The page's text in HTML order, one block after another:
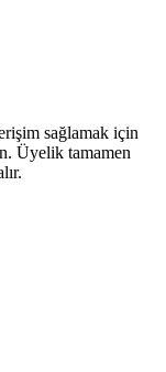
sağlamak için
Üyelik tamamen